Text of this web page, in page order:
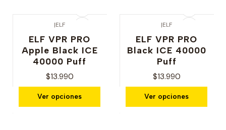
|ELF
ELF VPR PRO
Apple Black ICE
40000 Puff
$13.990
Ver opciones
|ELF
ELF VPR PRO
Black ICE 40000
Puff
$13.990
Ver opciones